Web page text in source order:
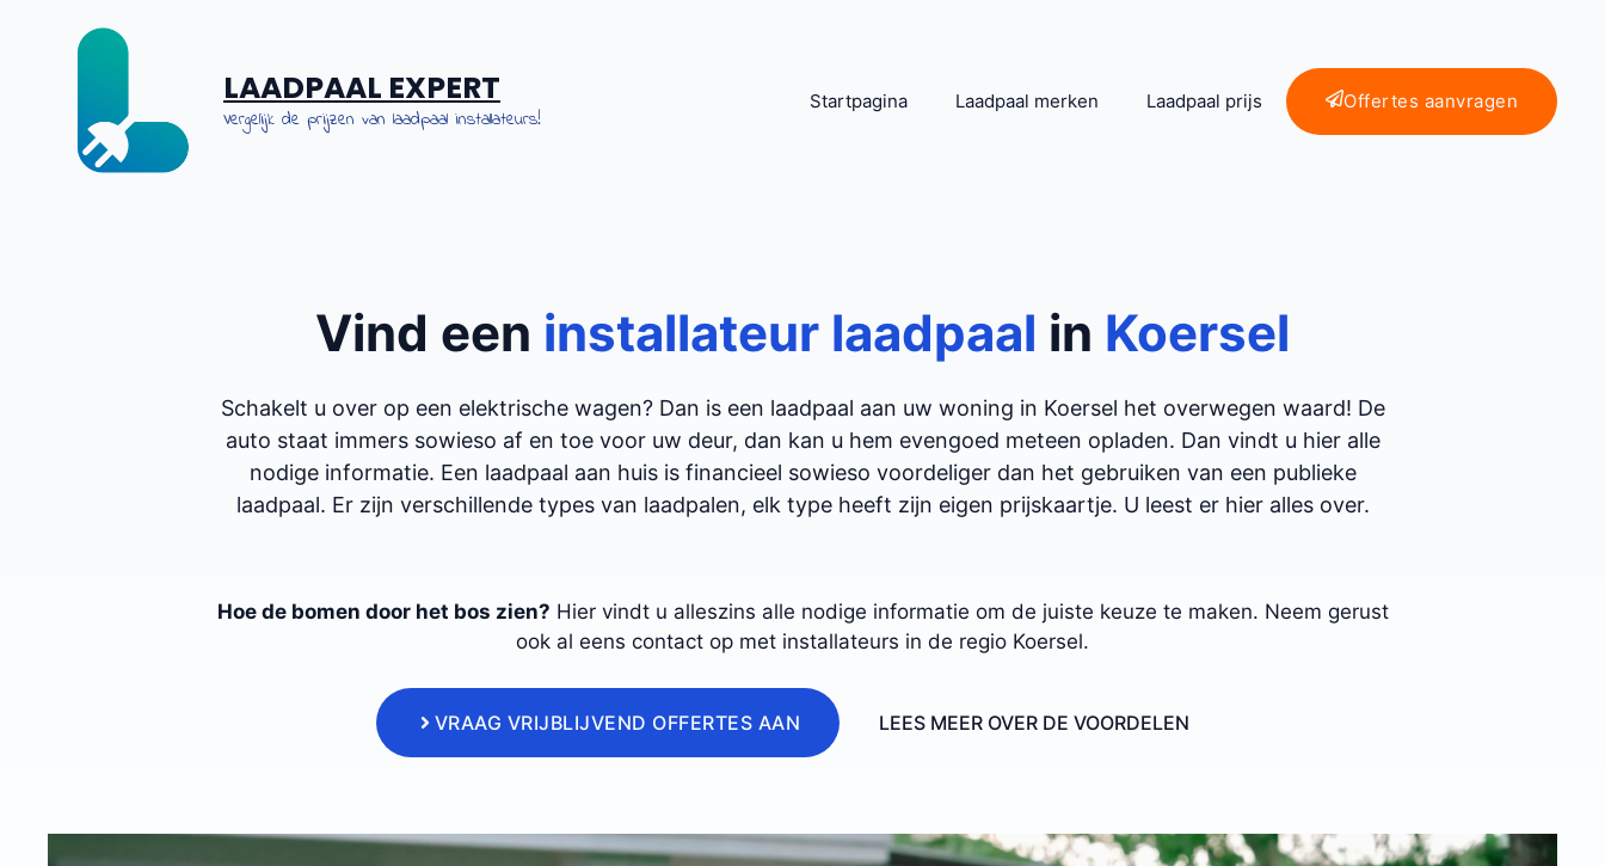
LAADPAAL EXPERT
Vergelijk de prijzen van laadpaal installateurs!
Startpagina Laadpaal merken Laadpaal prijs Offertes aanvragen
Vind een installateur laadpaal in Koersel
Schakelt u over op een elektrische wagen? Dan is een laadpaal aan uw woning in Koersel het overwegen waard! De
auto staat immers sowieso af en toe voor uw deur, dan kan u hem evengoed meteen opladen. Dan vindt u hier alle
nodige informatie. Een laadpaal aan huis is financieel sowieso voordeliger dan het gebruiken van een publieke
laadpaal. Er zijn verschillende types van laadpalen, elk type heeft zijn eigen prijskaartje. U leest er hier alles over.
Hoe de bomen door het bos zien? Hier vindt u alleszins alle nodige informatie om de juiste keuze te maken. Neem gerust
ook al eens contact op met installateurs in de regio Koersel.
VRAAG VRIJBLIJVEND OFFERTES AAN LEES MEER OVER DE VOORDELEN